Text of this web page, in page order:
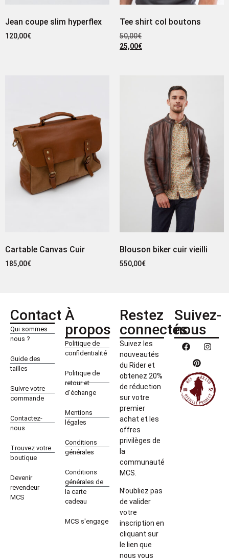
Jean coupe slim hyperflex
120,00€
Tee shirt col boutons
50,00€
25,00€
Cartable Canvas Cuir
185,00€
Blouson biker cuir vieilli
550,00€
Contact
Qui sommes
nous ?
Guide des
tailles
Suivre votre
commande
Contactez-
nous
Trouvez votre
boutique
Devenir
revendeur
MCS
À
propos
Politique de
confidentialité
Politique de
retour et
d'échange
Mentions
légales
Conditions
générales
Conditions
générales de
la carte
cadeau
MCS s'engage
Restez
connectés
Suivez les
nouveautés
du Rider et
obtenez 20%
de réduction
sur votre
premier
achat et les
offres
privilèges de
la
communauté
MCS.
N’oubliez pas
de valider
votre
inscription en
cliquant sur
le lien que
nous vous
Suivez-
nous